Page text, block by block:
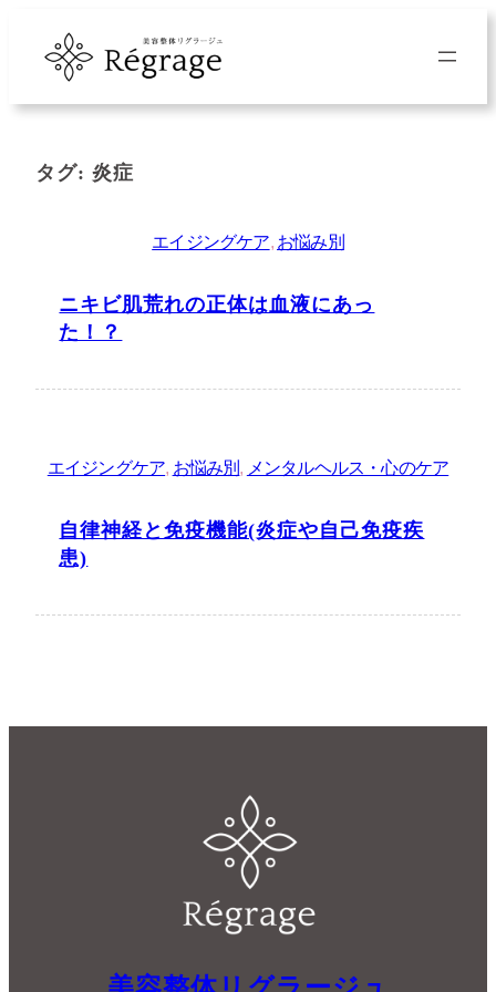
ス
タグ: 炎症
エイジングケア, お悩み別
ニキビ肌荒れの正体は血液にあっ
た！？
エイジングケア, お悩み別 , メンタルヘルス・心のケア
自律神経と免疫機能(炎症や自己免疫疾
患)